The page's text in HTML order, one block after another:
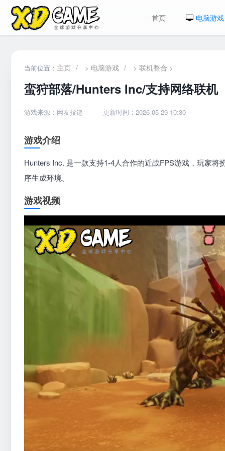
首页 电脑游戏
当前位置： 主页 / > 电脑游戏 / > 联机整合 >
蛮狩部落/Hunters Inc/支持网络联机
游戏来源：网友投递 更新时间：2026-05-29 10:30
游戏介绍
Hunters Inc. 是一款支持1-4人合作的近战FPS游戏，玩家
序生成环境。
游戏视频